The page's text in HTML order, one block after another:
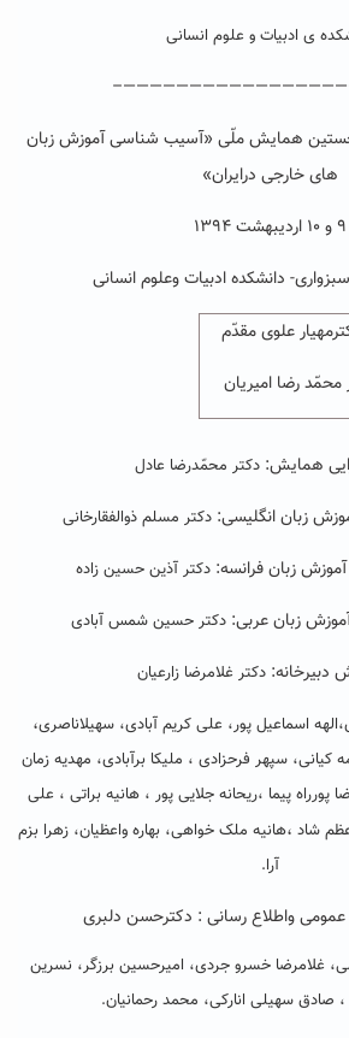
ی ادبیات و علوم انسانی
همایش ملّی «آسیب شناسی آموزش زبان
های خارجی درایران»
۹ و ۱۰ اردیبهشت ۱۳۹۴
دانشکده ادبیات وعلوم انسانی
علوی مقدّم
رضا امیریان
همایش:دکتر محمّدرضا عادل
زبان انگلیسی: دکتر مسلم ذوالفقارخانی
زبان فرانسه: دکتر آذین حسین زاده
زبان عربی: دکتر حسین شمس آبادی
دبیرخانه: دکتر غلامرضا زارعیان
اسماعیل پور، علی کریم آبادی، سهیلاناصری،
سپهر فرحزادی ، ملیکا برآبادی، مهدیه زمان
پورراه پیما ،ریحانه جلایی پور ، هانیه براتی ، علی
شاد ،هانیه ملک خواهی، بهاره واعظیان، زهرا بزم
آرا.
واطلاع رسانی : دکترحسن دلبری
غلامرضا خسرو جردی، امیرحسین برزگر، نسرین
صادق سهیلی انارکی، محمد رحمانیان.